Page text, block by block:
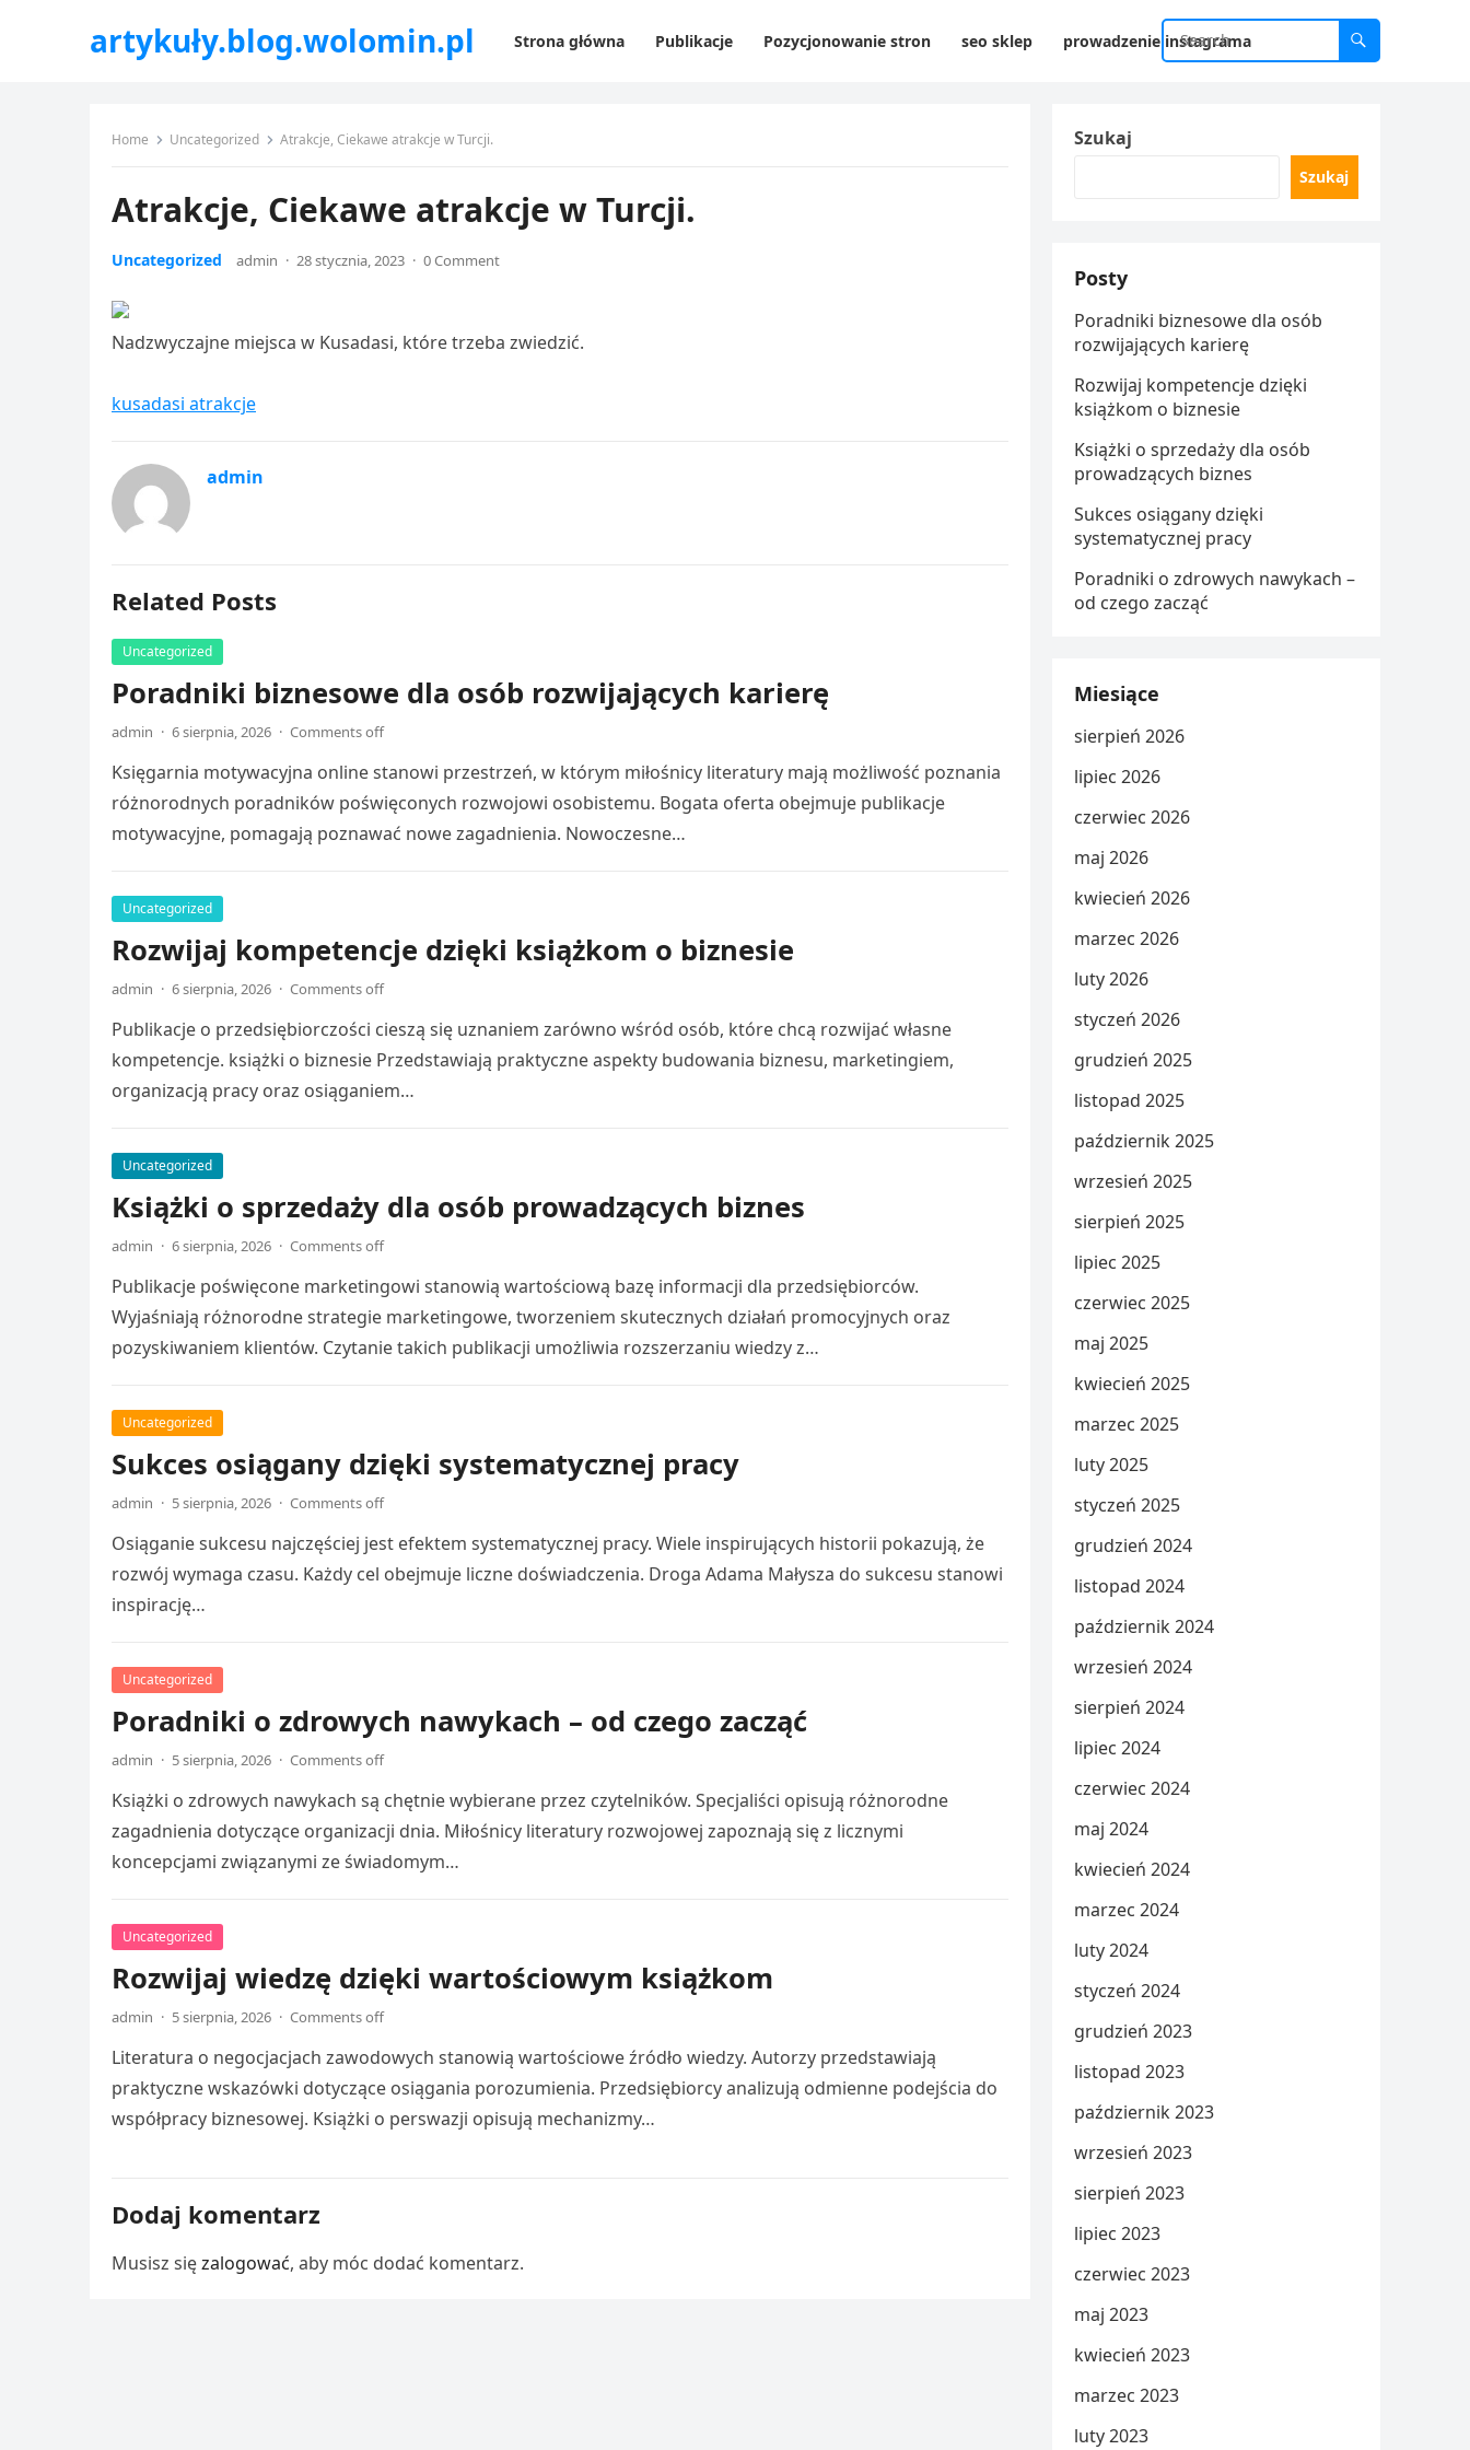
artykuły.blog.wolomin.pl Strona główna Publikacje Pozycjonowanie stron seo sklep prowadzenie instagrama
Home Uncategorized Atrakcje, Ciekawe atrakcje w Turcji.
Atrakcje, Ciekawe atrakcje w Turcji.
Uncategorized admin · 28 stycznia, 2023 · 0 Comment
Nadzwyczajne miejsca w Kusadasi, które trzeba zwiedzić.
kusadasi atrakcje
admin
Related Posts
Uncategorized
Poradniki biznesowe dla osób rozwijających karierę
admin · 6 sierpnia, 2026 · Comments off
Księgarnia motywacyjna online stanowi przestrzeń, w którym miłośnicy literatury mają możliwość poznania
różnorodnych poradników poświęconych rozwojowi osobistemu. Bogata oferta obejmuje publikacje
motywacyjne, pomagają poznawać nowe zagadnienia. Nowoczesne…
Uncategorized
Rozwijaj kompetencje dzięki książkom o biznesie
admin · 6 sierpnia, 2026 · Comments off
Publikacje o przedsiębiorczości cieszą się uznaniem zarówno wśród osób, które chcą rozwijać własne
kompetencje. książki o biznesie Przedstawiają praktyczne aspekty budowania biznesu, marketingiem,
organizacją pracy oraz osiąganiem…
Uncategorized
Książki o sprzedaży dla osób prowadzących biznes
admin · 6 sierpnia, 2026 · Comments off
Publikacje poświęcone marketingowi stanowią wartościową bazę informacji dla przedsiębiorców.
Wyjaśniają różnorodne strategie marketingowe, tworzeniem skutecznych działań promocyjnych oraz
pozyskiwaniem klientów. Czytanie takich publikacji umożliwia rozszerzaniu wiedzy z…
Uncategorized
Sukces osiągany dzięki systematycznej pracy
admin · 5 sierpnia, 2026 · Comments off
Osiąganie sukcesu najczęściej jest efektem systematycznej pracy. Wiele inspirujących historii pokazują, że
rozwój wymaga czasu. Każdy cel obejmuje liczne doświadczenia. Droga Adama Małysza do sukcesu stanowi
inspirację…
Uncategorized
Poradniki o zdrowych nawykach – od czego zacząć
admin · 5 sierpnia, 2026 · Comments off
Książki o zdrowych nawykach są chętnie wybierane przez czytelników. Specjaliści opisują różnorodne
zagadnienia dotyczące organizacji dnia. Miłośnicy literatury rozwojowej zapoznają się z licznymi
koncepcjami związanymi ze świadomym…
Uncategorized
Rozwijaj wiedzę dzięki wartościowym książkom
admin · 5 sierpnia, 2026 · Comments off
Literatura o negocjacjach zawodowych stanowią wartościowe źródło wiedzy. Autorzy przedstawiają
praktyczne wskazówki dotyczące osiągania porozumienia. Przedsiębiorcy analizują odmienne podejścia do
współpracy biznesowej. Książki o perswazji opisują mechanizmy…
Dodaj komentarz
Musisz sięzalogować, aby móc dodać komentarz.
Szukaj
Szukaj
Posty
Poradniki biznesowe dla osób
rozwijających karierę
Rozwijaj kompetencje dzięki
książkom o biznesie
Książki o sprzedaży dla osób
prowadzących biznes
Sukces osiągany dzięki
systematycznej pracy
Poradniki o zdrowych nawykach –
od czego zacząć
Miesiące
sierpień 2026
lipiec 2026
czerwiec 2026
maj 2026
kwiecień 2026
marzec 2026
luty 2026
styczeń 2026
grudzień 2025
listopad 2025
październik 2025
wrzesień 2025
sierpień 2025
lipiec 2025
czerwiec 2025
maj 2025
kwiecień 2025
marzec 2025
luty 2025
styczeń 2025
grudzień 2024
listopad 2024
październik 2024
wrzesień 2024
sierpień 2024
lipiec 2024
czerwiec 2024
maj 2024
kwiecień 2024
marzec 2024
luty 2024
styczeń 2024
grudzień 2023
listopad 2023
październik 2023
wrzesień 2023
sierpień 2023
lipiec 2023
czerwiec 2023
maj 2023
kwiecień 2023
marzec 2023
luty 2023